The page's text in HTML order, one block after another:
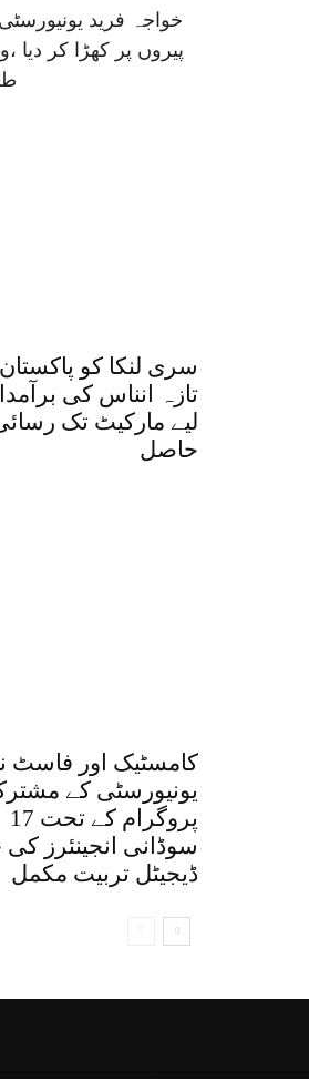
خواجہ فرید
پیروں پر کھڑا کر
سری لنکا کو
تازہ انناس کی
لیے مارکیٹ تک
حاصل
کامسٹیک اور فاسٹ
یونیورسٹی کے
پروگرام کے تحت 17
سوڈانی انجینئرز کی
ڈیجیٹل تربیت مکمل